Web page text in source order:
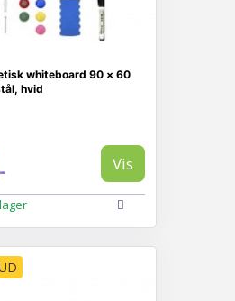
whiteboard 90 × 60
hvid
Vis